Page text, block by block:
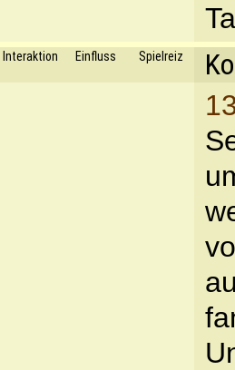
Interaktion Einfluss Spielreiz